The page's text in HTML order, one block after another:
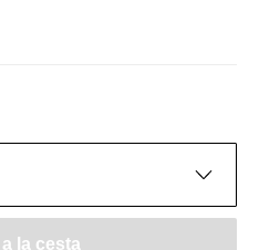
la cesta